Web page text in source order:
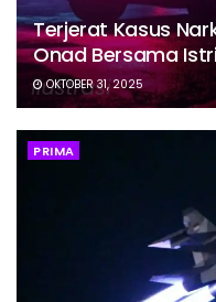
Terjerat Kasus
Onad Bersama
OKTOBER 31, 2025
PRIMA